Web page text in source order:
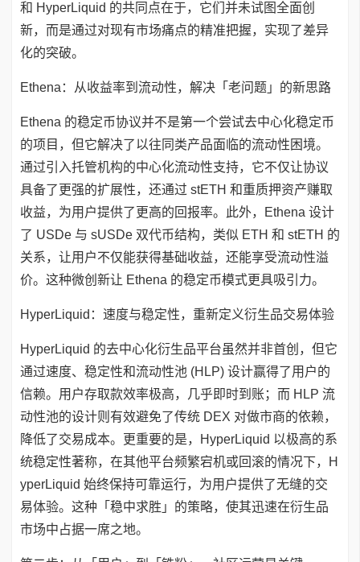
和 HyperLiquid 的共同点在于，它们并未试图全面创
新，而是通过对现有市场痛点的精准把握，实现了差异
化的突破。
Ethena：从收益率到流动性，解决「老问题」的新思路
Ethena 的稳定币协议并不是第一个尝试去中心化稳定币
的项目，但它解决了以往同类产品面临的流动性困境。
通过引入托管机构的中心化流动性支持，它不仅让协议
具备了更强的扩展性，还通过 stETH 和重质押资产赚取
收益，为用户提供了更高的回报率。此外，Ethena 设计
了 USDe 与 sUSDe 双代币结构，类似 ETH 和 stETH 的
关系，让用户不仅能获得基础收益，还能享受流动性溢
价。这种微创新让 Ethena 的稳定币模式更具吸引力。
HyperLiquid：速度与稳定性，重新定义衍生品交易体验
HyperLiquid 的去中心化衍生品平台虽然并非首创，但它
通过速度、稳定性和流动性池 (HLP) 设计赢得了用户的
信赖。用户存取款效率极高，几乎即时到账；而 HLP 流
动性池的设计则有效避免了传统 DEX 对做市商的依赖，
降低了交易成本。更重要的是，HyperLiquid 以极高的系
统稳定性著称，在其他平台频繁宕机或回滚的情况下，H
yperLiquid 始终保持可靠运行，为用户提供了无缝的交
易体验。这种「稳中求胜」的策略，使其迅速在衍生品
市场中占据一席之地。